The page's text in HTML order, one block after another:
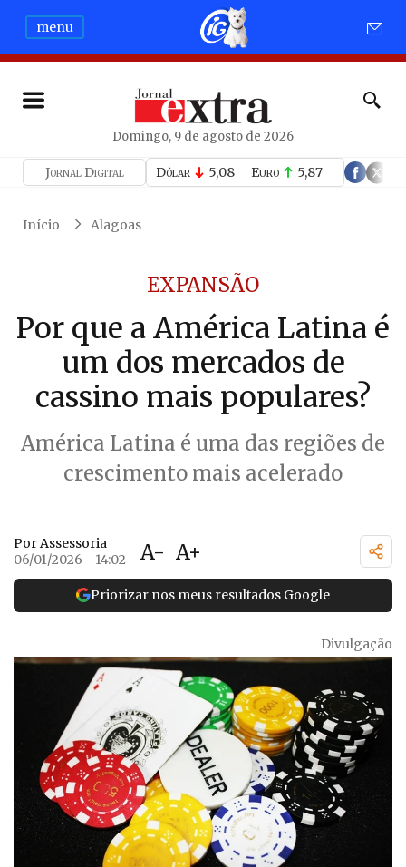
menu
Domingo, 9 de agosto de 2026
Jornal Digital Dólar 5,08 Euro 5,87
Início Alagoas
EXPANSÃO
Por que a América Latina é
um dos mercados de
cassino mais populares?
América Latina é uma das regiões de
crescimento mais acelerado
Por Assessoria
06/01/2026 - 14:02
A- A+
Priorizar nos meus resultados Google
Divulgação